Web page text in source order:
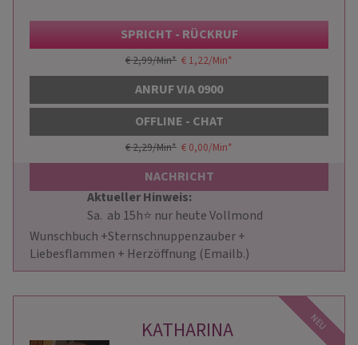
SPRICHT - RÜCKRUF
€ 2,99/Min* € 1,22/Min*
ANRUF VIA 0900
OFFLINE - CHAT
€ 2,29/Min* € 0,00/Min*
NACHRICHT
Aktueller Hinweis:
Wunschbuch +Sternschnuppenzauber +
Liebesflammen + Herzöffnung (Emailb.)
KATHARINA NEU